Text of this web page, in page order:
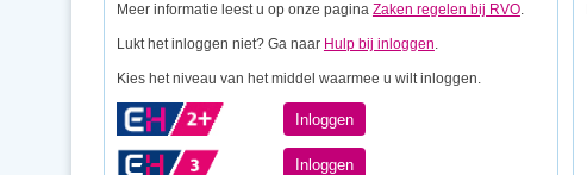
Meer informatie leest u op onze pagina Zaken regelen bij RVO.
Lukt het inloggen niet? Ga naar Hulp bij inloggen.
Kies het niveau van het middel waarmee u wilt inloggen.
Inloggen
Inloggen